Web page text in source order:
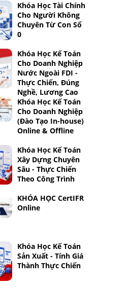
Khóa Học Tài Chính
Cho Người Không
Chuyên Từ Con Số
0
Khóa Học Kế Toán
Cho Doanh Nghiệp
Nước Ngoài FDI -
Thực Chiến, Đúng
Nghề, Lương Cao
Khóa Học Kế Toán
Cho Doanh Nghiệp
(Đào Tạo In-house)
Online & Offline
Khóa Học Kế Toán
Xây Dựng Chuyên
Sâu - Thực Chiến
Theo Công Trình
KHÓA HỌC CertIFR
Online
Khóa Học Kế Toán
Sản Xuất - Tính Giá
Thành Thực Chiến